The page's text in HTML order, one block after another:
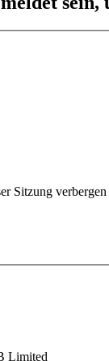
Sitzung verbergen
Limited